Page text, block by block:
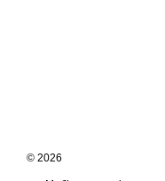
© 2026